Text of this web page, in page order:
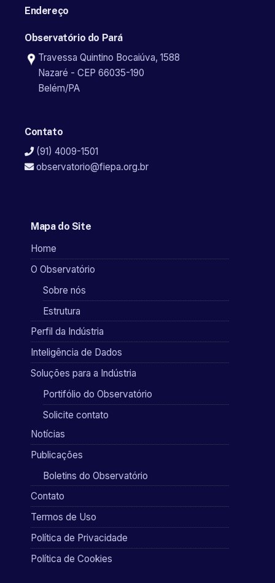
Endereço
Observatório do Pará
Travessa Quintino Bocaiúva, 1588
Nazaré - CEP 66035-190
Belém/PA
Contato
(91) 4009-1501
observatorio@fiepa.org.br
Mapa do Site
Home
O Observatório
Sobre nós
Estrutura
Perfil da Indústria
Inteligência de Dados
Soluções para a Indústria
Portifólio do Observatório
Solicite contato
Notícias
Publicações
Boletins do Observatório
Contato
Termos de Uso
Política de Privacidade
Política de Cookies